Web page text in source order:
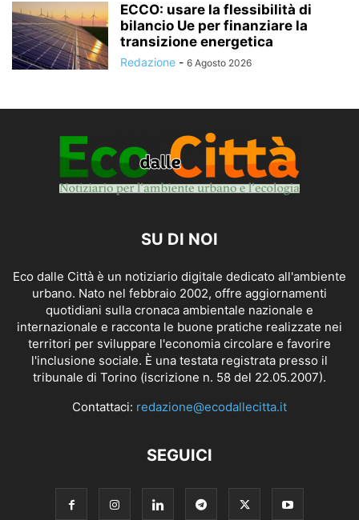
ECCO: usare la flessibilità di
bilancio Ue per finanziare la
transizione energetica
Redazione - 6 Agosto 2026
SU DI NOI
Eco dalle Città è un notiziario digitale dedicato all'ambiente
urbano. Nato nel febbraio 2002, offre aggiornamenti
quotidiani sulla cronaca ambientale nazionale e
internazionale e racconta le buone pratiche realizzate nei
territori per sviluppare l'economia circolare e favorire
l'inclusione sociale. È una testata registrata presso il
tribunale di Torino (iscrizione n. 58 del 22.05.2007).
Contattaci: redazione@ecodallecitta.it
SEGUICI